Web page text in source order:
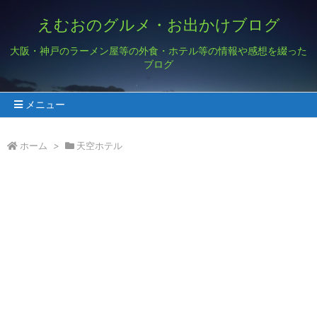
えむおのグルメ・お出かけブログ
大阪・神戸のラーメン屋等の外食・ホテル等の情報や感想を綴った
ブログ
メニュー
ホーム > 天空ホテル